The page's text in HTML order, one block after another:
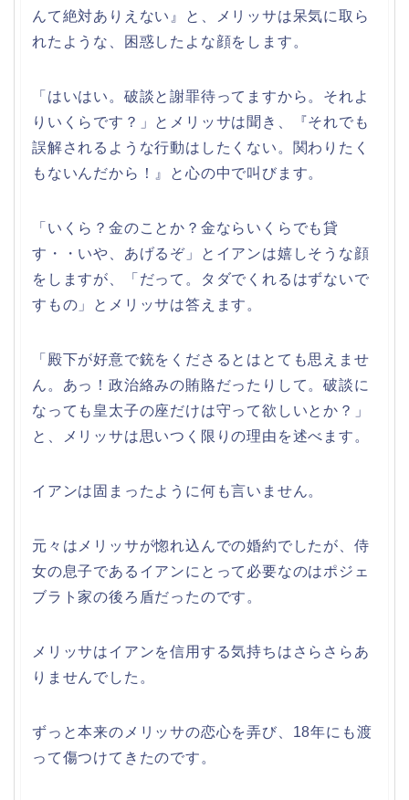
んて絶対ありえない』と、メリッサは呆気に取ら
れたような、困惑したよな顔をします。
「はいはい。破談と謝罪待ってますから。それよ
りいくらです？」とメリッサは聞き、『それでも
誤解されるような行動はしたくない。関わりたく
もないんだから！』と心の中で叫びます。
「いくら？金のことか？金ならいくらでも貸
す・・いや、あげるぞ」とイアンは嬉しそうな顔
をしますが、「だって。タダでくれるはずないで
すもの」とメリッサは答えます。
「殿下が好意で銃をくださるとはとても思えませ
ん。あっ！政治絡みの賄賂だったりして。破談に
なっても皇太子の座だけは守って欲しいとか？」
と、メリッサは思いつく限りの理由を述べます。
イアンは固まったように何も言いません。
元々はメリッサが惚れ込んでの婚約でしたが、侍
女の息子であるイアンにとって必要なのはポジェ
ブラト家の後ろ盾だったのです。
メリッサはイアンを信用する気持ちはさらさらあ
りませんでした。
ずっと本来のメリッサの恋心を弄び、18年にも渡
って傷つけてきたのです。